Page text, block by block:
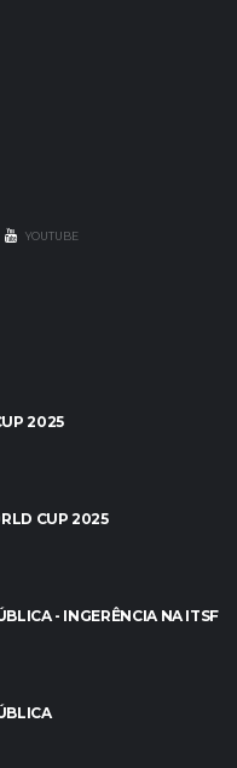
YOUTUBE
2025
CUP 2025
- INGERÊNCIA NA ITSF